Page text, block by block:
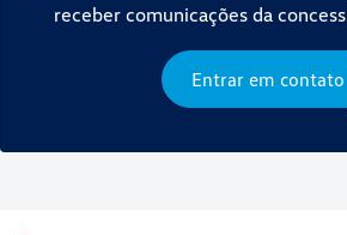
receber comunicações da
Entrar em contato